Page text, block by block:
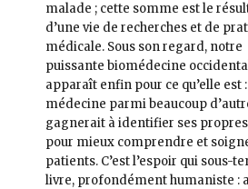
malade ; cette somme est le
d’une vie de recherches et de
médicale. Sous son regard, notre
puissante biomédecine
apparaît enfin pour ce qu’elle est
médecine parmi beaucoup
gagnerait à identifier ses
pour mieux comprendre et
patients. C’est l’espoir qui sous-
livre, profondément humaniste :